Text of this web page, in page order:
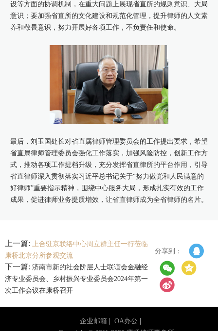
设等方面的协调机制，在重大问题上展现省直所的规则意识、大局
意识；要加强省直所的文化建设和规范化管理，提升律师的人文素
养和敬畏意识，努力开展好各项工作，不负责任和使命。
最后，刘玉国处长对省直属律师管理委员会的工作提出要求，希望
省直属律师管理委员会强化工作落实，加强风险防控，创新工作方
式，推动各项工作提档升级，充分发挥省直律所的平台作用，引导
省直律师深入贯彻落实习近平总书记关于“努力做党和人民满意的
好律师”重要指示精神，围绕中心服务大局，形成扎实有效的工作
成果，促进律师业务提质增效，让省直律师成为全省律师的名片。
上一篇:
上合驻京联络中心周立群主任一行莅临
康桥北京分所参观交流
下一篇: 济南市新的社会阶层人士联谊会金融经
济专业委员会、乡村振兴专业委员会2024年第一
次工作会议在康桥召开
分享到：
企业邮箱
OA办公